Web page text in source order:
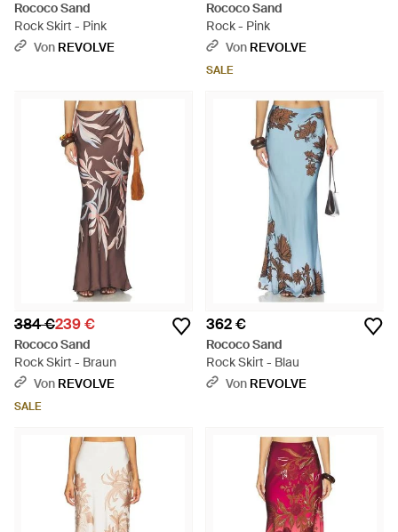
Rococo Sand
Rock Skirt - Pink
Von REVOLVE
Rococo Sand
Rock - Pink
Von REVOLVE
SALE
384 €239 €
Rococo Sand
Rock Skirt - Braun
Von REVOLVE
SALE
362 €
Rococo Sand
Rock Skirt - Blau
Von REVOLVE